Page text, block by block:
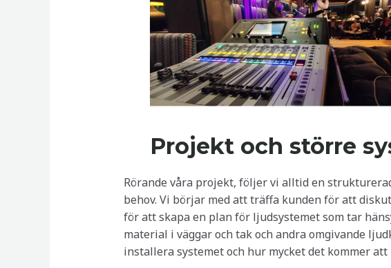
Projekt och större
Rörande våra projekt, följer vi alltid en
behov. Vi börjar med att träffa kunden för att
för att skapa en plan för ljudsystemet som tar
material i väggar och tak och andra omgivande
installera systemet och hur mycket det kommer att